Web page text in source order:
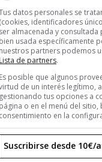
Sin compromiso
los cuatro
Precio para la
datos personales se
(cookies, identificadores
ser almacenada y
bien usada específicamente
nuestros partners podemos
Lista de partners.
Es posible que algunos
de un interés legítimo,
gestionando tus opciones a
página o en el menú del
consentimiento en la
Suscribirse desde 10€/